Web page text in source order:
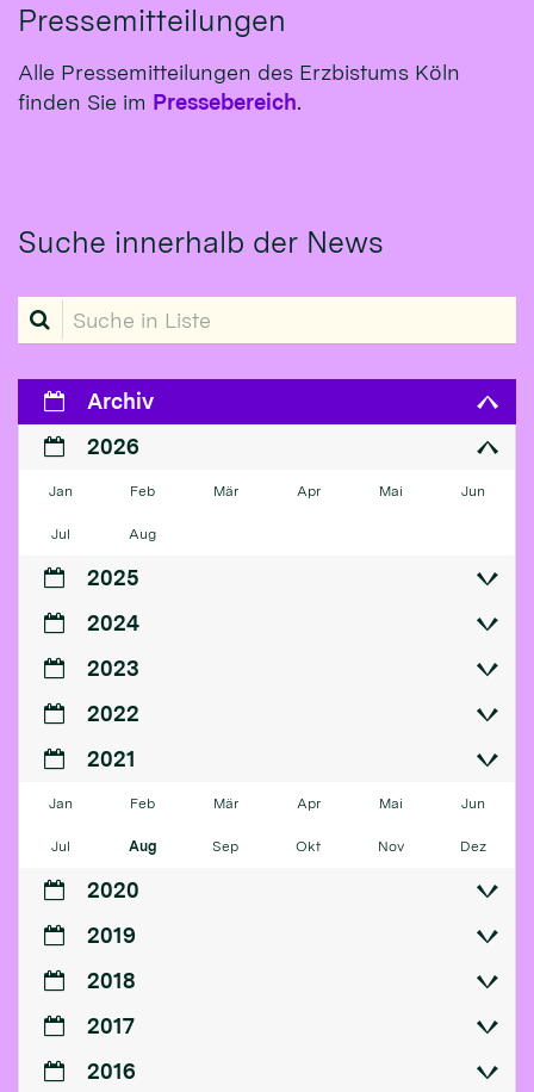
Pressemitteilungen
Alle Pressemitteilungen des Erzbistums Köln
finden Sie im Pressebereich.
Suche innerhalb der News
Suche in Liste
Archiv
2026
Jan Feb Mär Apr Mai Jun
Jul Aug
2025
2024
2023
2022
2021
Jan Feb Mär Apr Mai Jun
Jul Aug Sep Okt Nov Dez
2020
2019
2018
2017
2016